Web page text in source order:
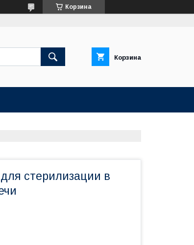
Корзина
Корзина
стерилизации в